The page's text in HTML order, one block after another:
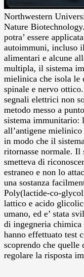
Northwestern
Nature Biotechnology.
potra’ essere
autoimmuni, incluso
alimentari e alcune
multipla, il sistema
mielinica che isola le
spinale e nervo
segnali elettrici non
metodo messo a
sistema immunitario:
all’antigene
in modo che il
ritornasse normale.
smetteva di
estraneo e non lo
una sostanza
Poly(lactide-co-
lattico e acido
umano, ed e’ stata
di ingegneria chimica
hanno effettuato test
scoprendo che
regolare la risposta